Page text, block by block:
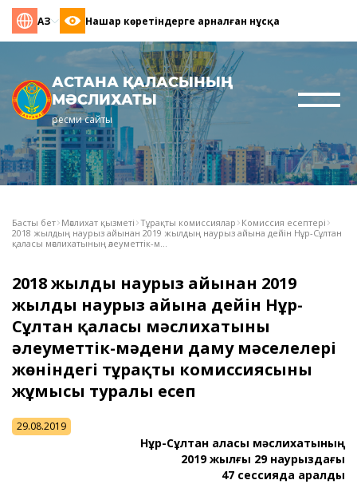
ҚАЗ Нашар көретіндерге арналған нұсқа
АСТАНА ҚАЛАСЫНЫҢ
МӘСЛИХАТЫ
ресми сайты
Басты бет Мәслихат қызметі Тұрақты комиссиялар Комиссия есептері
2018 жылдың наурыз айынан 2019 жылдың наурыз айына дейін Нұр-Сұлтан
қаласы мәслихатының әлеуметтік-м...
2018 жылдың наурыз айынан 2019
жылдың наурыз айына дейін Нұр-
Сұлтан қаласы мәслихатының
әлеуметтік-мәдени даму мәселелері
жөніндегі тұрақты комиссиясының
жұмысы туралы есеп
29.08.2019
Нұр-Сұлтан қаласы мәслихатының
2019 жылғы 29 наурыздағы
47 сессияда қаралды